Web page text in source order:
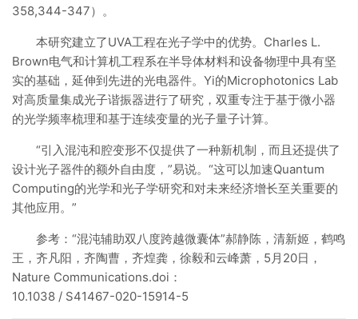
358,344-347）。
本研究建立了UVA工程在光子学中的优势。Charles L.
Brown电气和计算机工程系在半导体材料和设备物理中具有坚
实的基础，延伸到先进的光电器件。Yi的Microphotonics Lab
对高质量集成光子谐振器进行了研究，双重专注于基于微小器
的光学频率梳理和基于连续变量的光子量子计算。
“引入混沌和腔变形不仅提供了一种新机制，而且还提供了
设计光子器件的额外自由度，”易说。“这可以加速Quantum
Computing的光学和光子学研究和对未来经济增长至关重要的
其他应用。”
参考：“混沌辅助双八度跨越微囊体”郝静陈，清新姬，鹤鸣
王，齐凡阳，齐陶曹，齐煌龚，徐毅和云峰萧，5月20日，
Nature Communications.doi：
10.1038 / S41467-020-15914-5